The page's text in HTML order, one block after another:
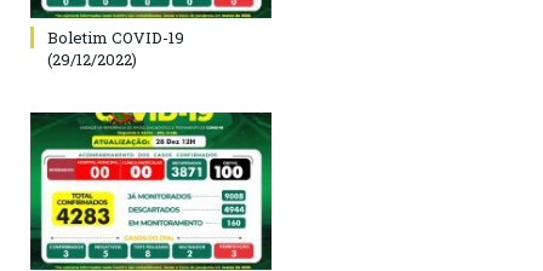
Boletim COVID-19
(29/12/2022)